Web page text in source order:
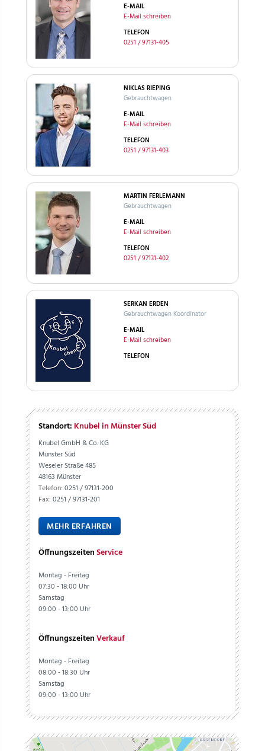
E-MAIL
E-Mail schreiben
TELEFON
0251 / 97131-405
NIKLAS RIEPING
Gebrauchtwagen
E-MAIL
E-Mail schreiben
TELEFON
0251 / 97131-403
MARTIN FERLEMANN
Gebrauchtwagen
E-MAIL
E-Mail schreiben
TELEFON
0251 / 97131-402
SERKAN ERDEN
Gebrauchtwagen Koordinator
E-MAIL
E-Mail schreiben
TELEFON
Standort: Knubel in Münster Süd
Knubel GmbH & Co. KG
Münster Süd
Weseler Straße 485
48163 Münster
Telefon: 0251 / 97131-200
Fax: 0251 / 97131-201
MEHR ERFAHREN
ÖffnungszeitenService
Montag - Freitag
07:30 - 18:00 Uhr
Samstag
09:00 - 13:00 Uhr
ÖffnungszeitenVerkauf
Montag - Freitag
08:00 - 18:30 Uhr
Samstag
09:00 - 13:00 Uhr